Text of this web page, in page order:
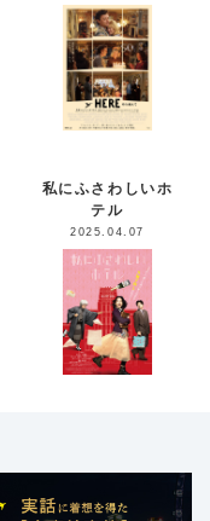
私にふさわしいホ
テル
2025.04.07